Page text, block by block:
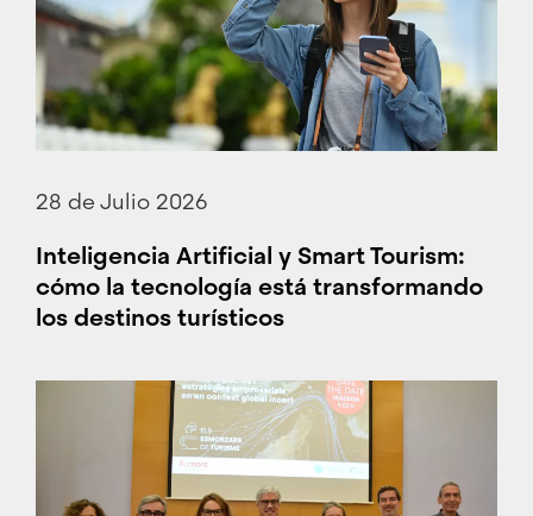
28 de Julio 2026
Inteligencia Artificial y Smart Tourism:
cómo la tecnología está transformando
los destinos turísticos